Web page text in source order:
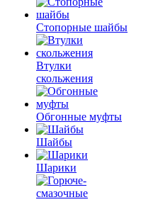
Стопорные шайбы
Втулки
скольжения
Обгонные муфты
Шайбы
Шарики